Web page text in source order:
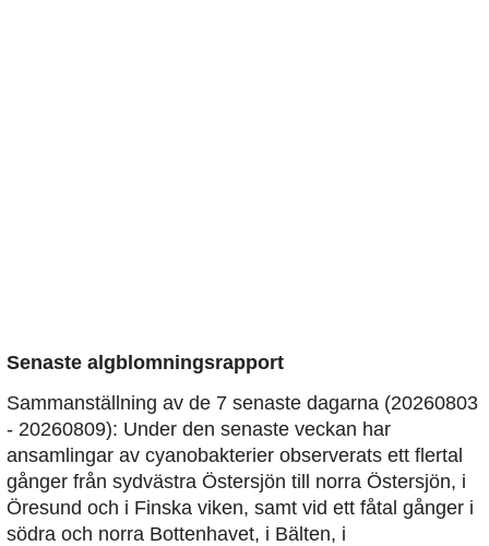
Senaste algblomningsrapport
Sammanställning av de 7 senaste dagarna (20260803
- 20260809): Under den senaste veckan har
ansamlingar av cyanobakterier observerats ett flertal
gånger från sydvästra Östersjön till norra Östersjön, i
Öresund och i Finska viken, samt vid ett fåtal gånger i
södra och norra Bottenhavet, i Bälten, i